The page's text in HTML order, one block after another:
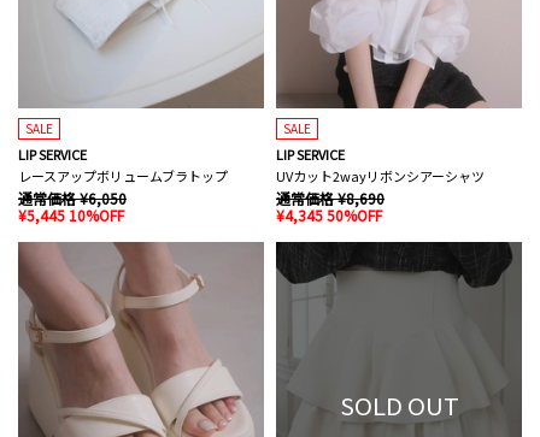
SALE
LIP SERVICE
レースアップボリュームブラトップ
通常価格 ¥6,050
¥5,445 10%OFF
SALE
LIP SERVICE
UVカット2wayリボンシアーシャツ
通常価格 ¥8,690
¥4,345 50%OFF
SOLD OUT